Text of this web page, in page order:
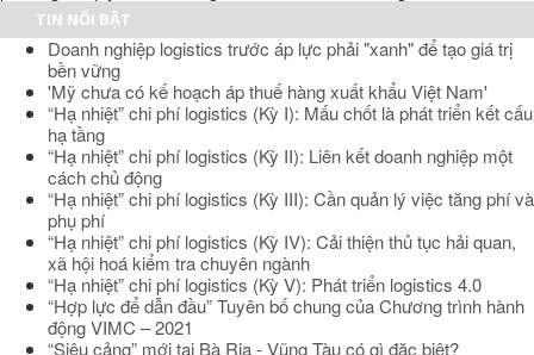
TIN NỔI BẬT
Doanh nghiệp logistics trước áp lực phải "xanh" để tạo giá trị
bền vững
'Mỹ chưa có kế hoạch áp thuế hàng xuất khẩu Việt Nam'
“Hạ nhiệt” chi phí logistics (Kỳ I): Mấu chốt là phát triển kết cấu
hạ tầng
“Hạ nhiệt” chi phí logistics (Kỳ II): Liên kết doanh nghiệp một
cách chủ động
“Hạ nhiệt” chi phí logistics (Kỳ III): Cần quản lý việc tăng phí và
phụ phí
“Hạ nhiệt” chi phí logistics (Kỳ IV): Cải thiện thủ tục hải quan,
xã hội hoá kiểm tra chuyên ngành
“Hạ nhiệt” chi phí logistics (Kỳ V): Phát triển logistics 4.0
“Hợp lực để dẫn đầu” Tuyên bố chung của Chương trình hành
động VIMC – 2021
“Siêu cảng” mới tại Bà Rịa - Vũng Tàu có gì đặc biệt?